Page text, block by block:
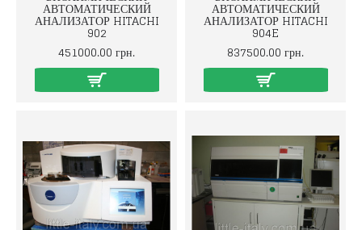
АВТОМАТИЧЕСКИЙ
АНАЛИЗАТОР HITACHI
902
451000.00 грн.
АВТОМАТИЧЕСКИЙ
АНАЛИЗАТОР HITACHI
904E
837500.00 грн.